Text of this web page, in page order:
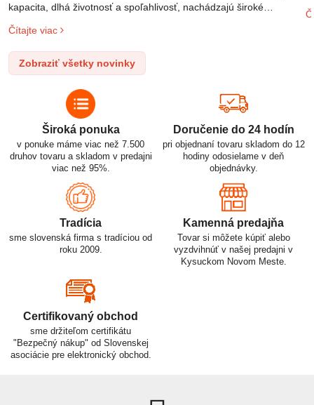
kapacita, dlhá životnosť a spoľahlivosť, nachádzajú široké
po elektrické vozidlá. Pochopenie ich delenia, označovania a
správneho používania je kľúčom k ich efektívnemu a bezpečnému
využitiu.
Čítajte viac
Zobraziť všetky novinky
Široká ponuka
v ponuke máme viac než 7.500
druhov tovaru a skladom v predajni
viac než 95%.
Doručenie do 24 hodín
pri objednaní tovaru skladom do 12
hodiny odosielame v deň
objednávky.
Tradícia
sme slovenská firma s tradíciou od
roku 2009.
Kamenná predajňa
Tovar si môžete kúpiť alebo
vyzdvihnúť v našej predajni v
Kysuckom Novom Meste.
Certifikovaný obchod
sme držiteľom certifikátu
"Bezpečný nákup" od Slovenskej
asociácie pre elektronický obchod.